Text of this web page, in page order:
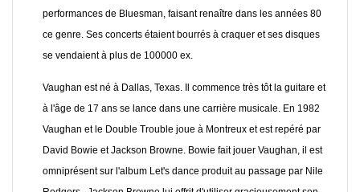
performances de Bluesman, faisant renaître dans les années 80
ce genre. Ses concerts étaient bourrés à craquer et ses disques
se vendaient à plus de 100000 ex.
Vaughan est né à Dallas, Texas. Il commence très tôt la guitare et
à l'âge de 17 ans se lance dans une carrière musicale. En 1982
Vaughan et le Double Trouble joue à Montreux et est repéré par
David Bowie et Jackson Browne. Bowie fait jouer Vaughan, il est
omniprésent sur l'album Let's dance produit au passage par Nile